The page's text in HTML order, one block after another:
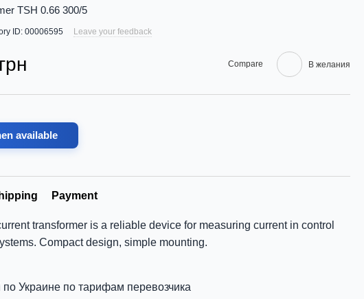
TSH 0.66 300/5
ID: 00006595 Leave your feedback
Compare В желания
available
Payment
transformer is a reliable device for measuring current in control
Compact design, simple mounting.
по Украине по тарифам перевозчика